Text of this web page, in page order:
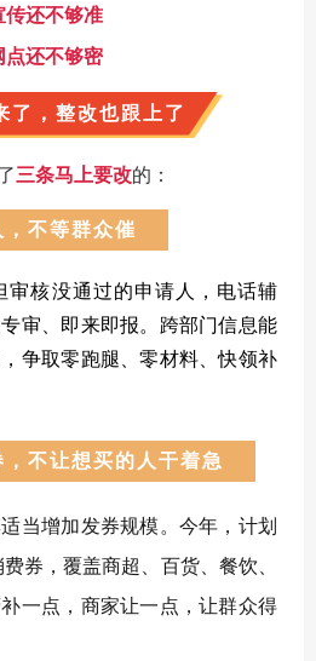
传还不够准
点还不够密
了，整改也跟上了
三条马上要改的：
不等群众催
审核没通过的申请人，电话辅
审、即来即报。跨部门信息能
争取零跑腿、零材料、快领补
不让想买的人干着急
当增加发券规模。今年，计划
券，覆盖商超、百货、餐饮、
一点，商家让一点，让群众得